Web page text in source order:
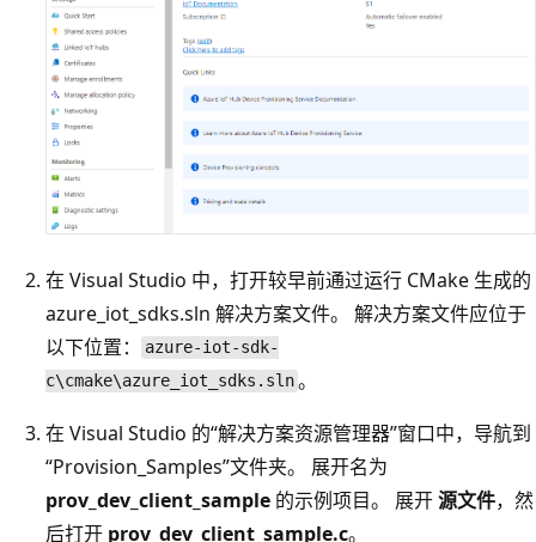
在 Visual Studio 中，打开较早前通过运行 CMake 生成的
azure_iot_sdks.sln 解决方案文件。 解决方案文件应位于
以下位置：
azure-iot-sdk-
c\cmake\azure_iot_sdks.sln。
在 Visual Studio 的“解决方案资源管理器”窗口中，导航到
“Provision_Samples”文件夹。 展开名为
prov_dev_client_sample 的示例项目。 展开源文件，然
后打开 prov_dev_client_sample.c。